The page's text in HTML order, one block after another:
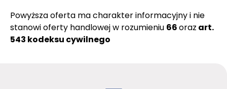
Powyższa oferta ma charakter informacyjny i nie
stanowi oferty handlowej w rozumieniu 66oraz art.
543 kodeksu cywilnego